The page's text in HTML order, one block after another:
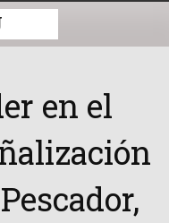
en el